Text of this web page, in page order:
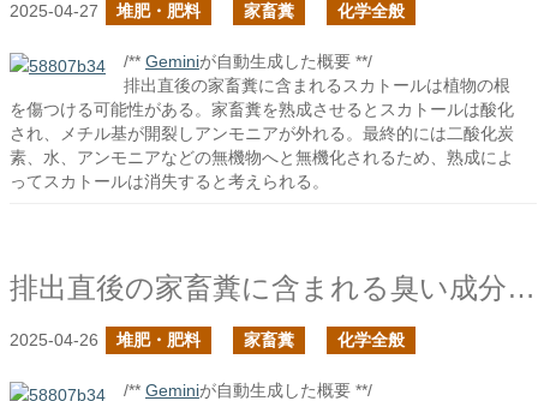
2025-04-27 堆肥・肥料 家畜糞 化学全般
/** Geminiが自動生成した概要 **/
排出直後の家畜糞に含まれるスカトールは植物の根
を傷つける可能性がある。家畜糞を熟成させるとスカトールは酸化
され、メチル基が開裂しアンモニアが外れる。最終的には二酸化炭
素、水、アンモニアなどの無機物へと無機化されるため、熟成によ
ってスカトールは消失すると考えられる。
排出直後の家畜糞に含まれる臭い成分は根を傷める要因になるか？
2025-04-26 堆肥・肥料 家畜糞 化学全般
/** Geminiが自動生成した概要 **/